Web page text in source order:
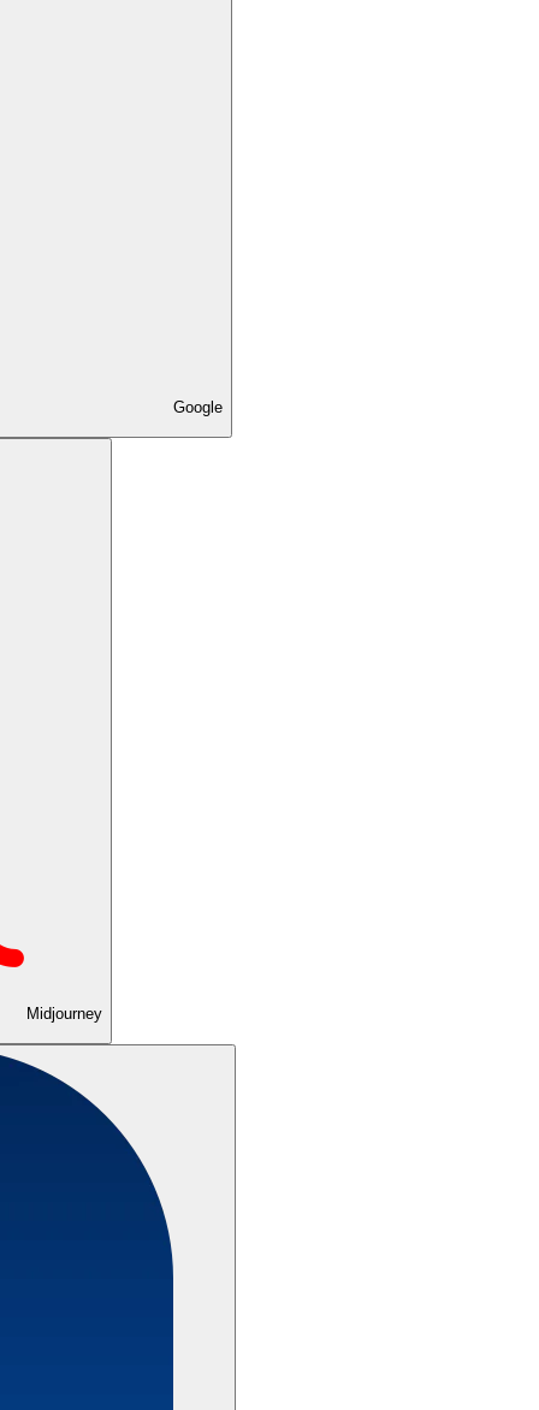
Google
Midjourney